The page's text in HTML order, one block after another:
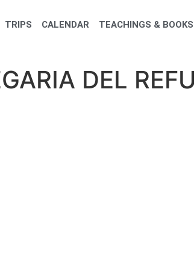
TRIPS CALENDAR TEACHINGS & BOOKS
DEL